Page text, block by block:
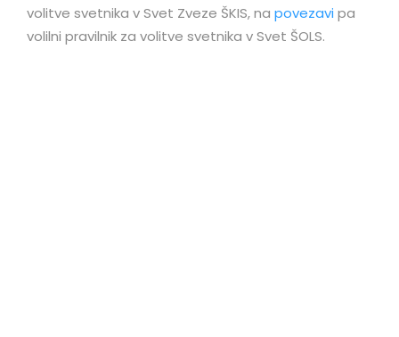
volitve svetnika v Svet Zveze ŠKIS, na povezavipa
volilni pravilnik za volitve svetnika v Svet ŠOLS.